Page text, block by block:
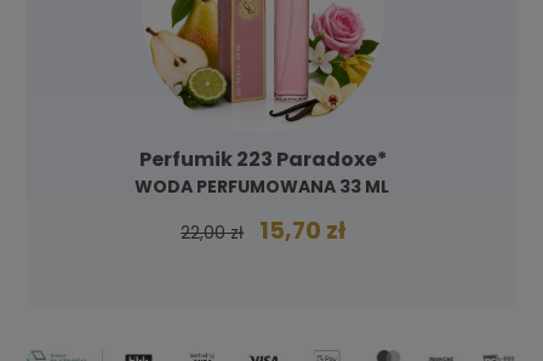
Perfumik 223 Paradoxe*
WODA PERFUMOWANA 33 ML
22,00 zł
15,70 zł